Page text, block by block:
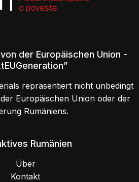
von der Europäischen Union -
repräsentiert nicht unbedingt
Europäischen Union oder der
Rumäniens.
Rumänien
Über
Kontakt